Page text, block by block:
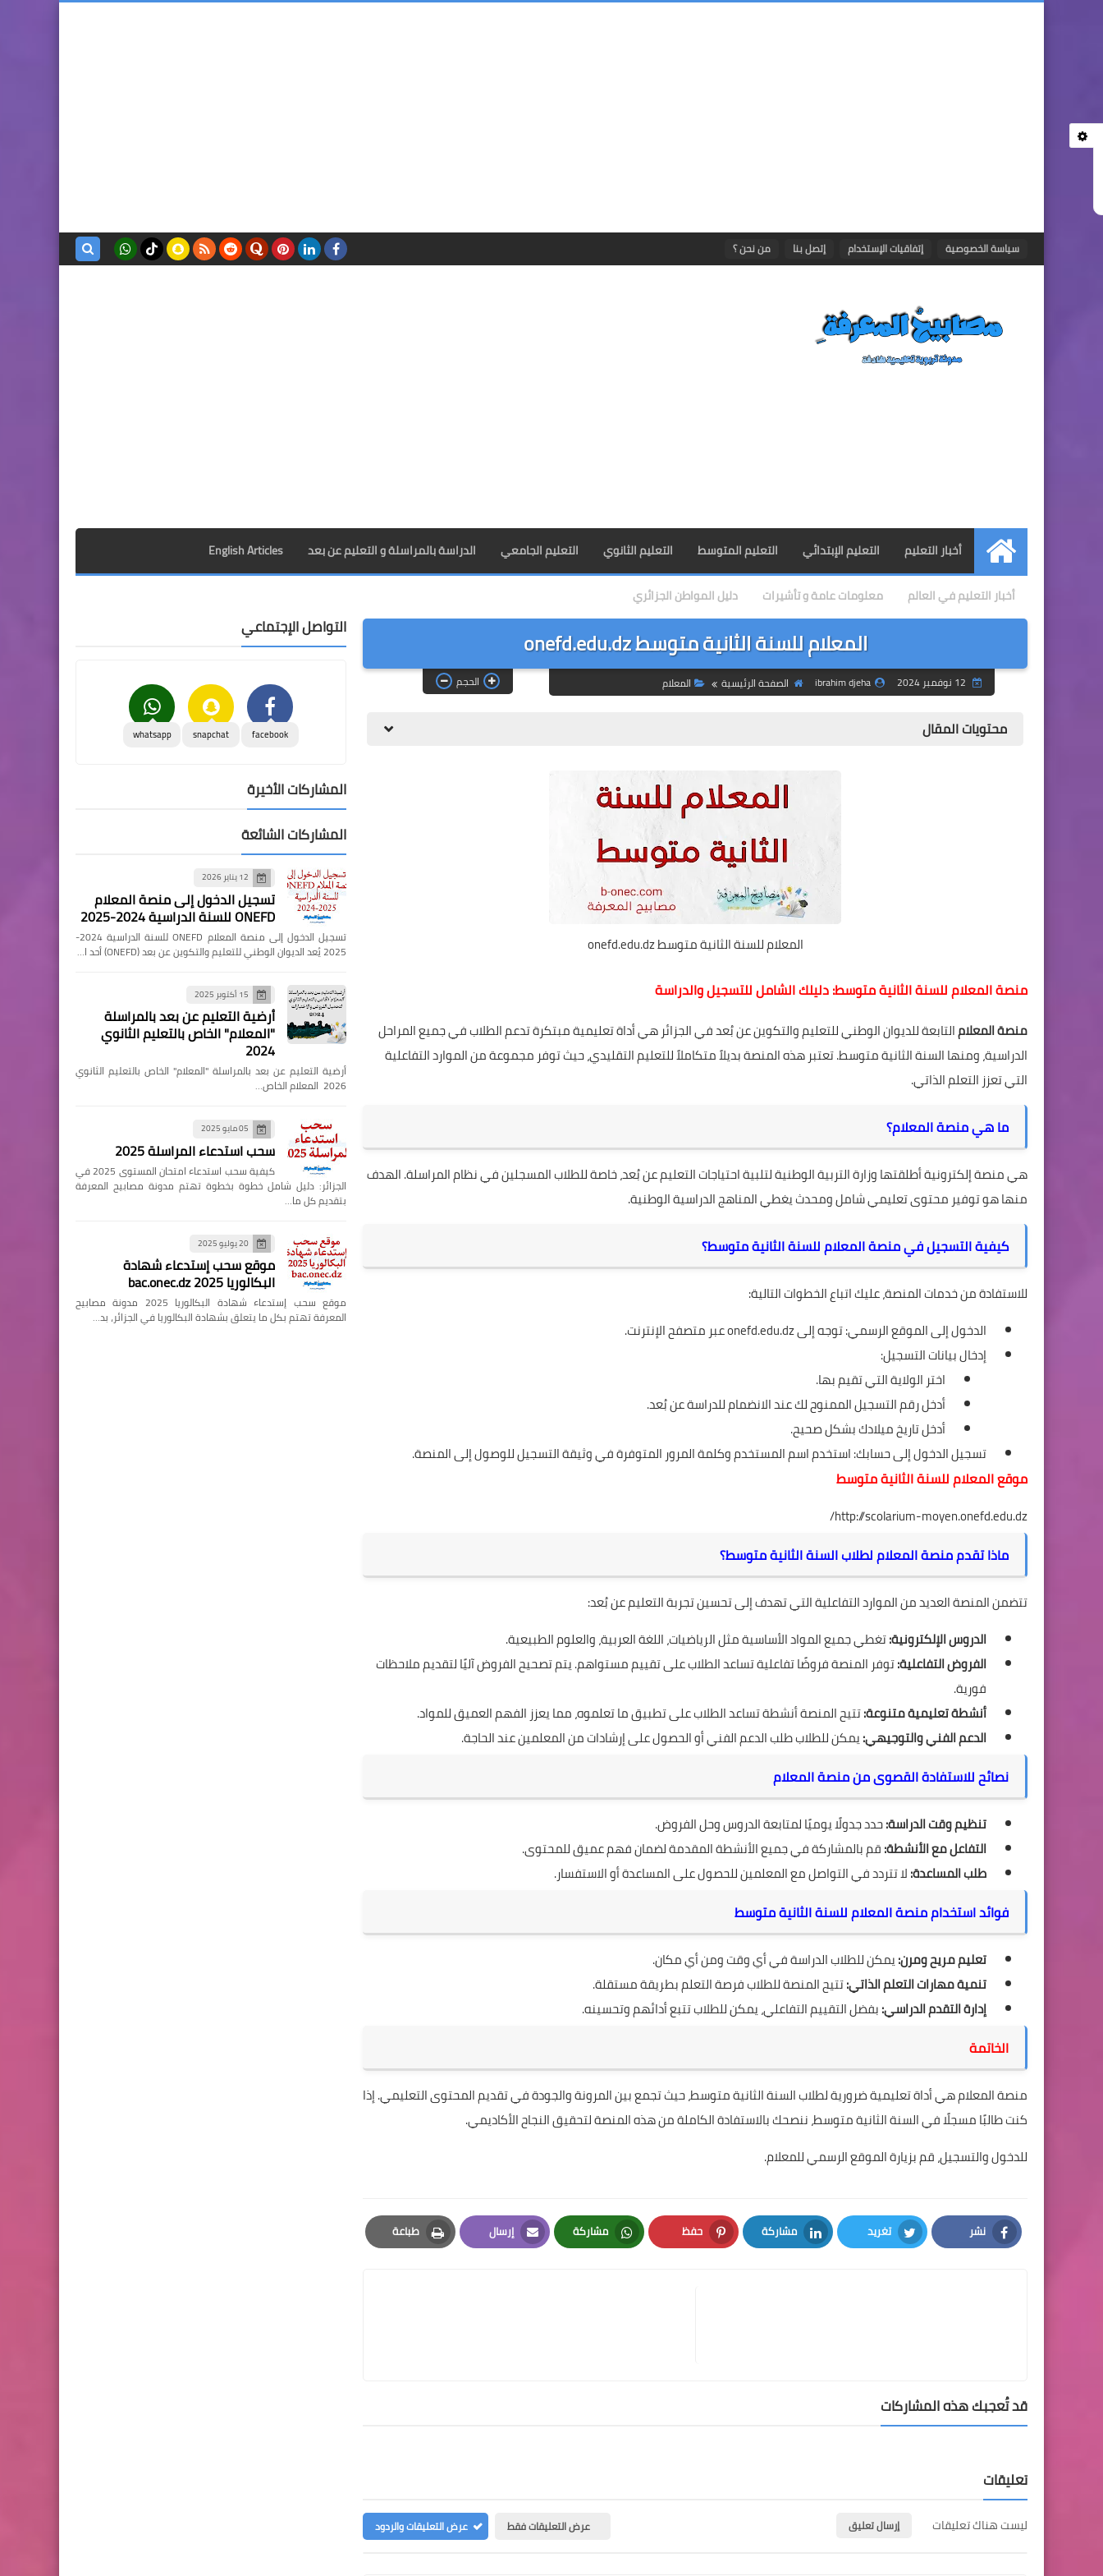
سياسة الخصوصية إتفاقيات الإستخدام إتصل بنا من نحن ؟
الرئيسية
أخبار التعليم التعليم الإبتدائي التعليم المتوسط التعليم الثانوي التعليم الجامعي الدراسة بالمراسلة و التعليم عن بعد English Articles
أخبار التعليم في العالم معلومات عامة و تأشيرات دليل المواطن الجزائري
المعلام للسنة الثانية متوسط onefd.edu.dz
ibrahim djeha الصفحة الرئيسية المعلام الحجم
محتويات المقال
المعلام للسنة الثانية متوسط onefd.edu.dz
منصة المعلام للسنة الثانية متوسط: دليلك الشامل للتسجيل والدراسة
منصة المعلامالتابعة للديوان الوطني للتعليم والتكوين عن بُعد في الجزائر هي أداة تعليمية مبتكرة تدعم الطلاب في جميع المراحل
الدراسية، ومنها السنة الثانية متوسط. تعتبر هذه المنصة بديلاً متكاملاً للتعليم التقليدي، حيث توفر مجموعة من الموارد التفاعلية
التي تعزز التعلم الذاتي.
ما هي منصة المعلام؟
هي منصة إلكترونية أطلقتها وزارة التربية الوطنية لتلبية احتياجات التعليم عن بُعد، خاصة للطلاب المسجلين في نظام المراسلة. الهدف
منها هو توفير محتوى تعليمي شامل ومحدث يغطي المناهج الدراسية الوطنية.
كيفية التسجيل في منصة المعلام للسنة الثانية متوسط؟
للاستفادة من خدمات المنصة، عليك اتباع الخطوات التالية:
الدخول إلى الموقع الرسمي: توجه إلىonefd.edu.dzعبر متصفح الإنترنت.
إدخال بيانات التسجيل:
اختر الولاية التي تقيم بها.
أدخل رقم التسجيل الممنوح لك عند الانضمام للدراسة عن بُعد.
أدخل تاريخ ميلادك بشكل صحيح.
تسجيل الدخول إلى حسابك: استخدم اسم المستخدم وكلمة المرور المتوفرة في وثيقة التسجيل للوصول إلى المنصة.
موقع المعلام للسنة الثانية متوسط
http://scolarium-moyen.onefd.edu.dz/
ماذا تقدم منصة المعلام لطلاب السنة الثانية متوسط؟
تتضمن المنصة العديد من الموارد التفاعلية التي تهدف إلى تحسين تجربة التعليم عن بُعد:
الدروس الإلكترونية:تغطي جميع المواد الأساسية مثل الرياضيات، اللغة العربية، والعلوم الطبيعية.
الفروض التفاعلية:توفر المنصة فروضًا تفاعلية تساعد الطلاب على تقييم مستواهم. يتم تصحيح الفروض آليًا لتقديم ملاحظات
فورية.
أنشطة تعليمية متنوعة:تتيح المنصة أنشطة تساعد الطلاب على تطبيق ما تعلموه، مما يعزز الفهم العميق للمواد.
الدعم الفني والتوجيهي:يمكن للطلاب طلب الدعم الفني أو الحصول على إرشادات من المعلمين عند الحاجة.
نصائح للاستفادة القصوى من منصة المعلام
تنظيم وقت الدراسة:حدد جدولًا يوميًا لمتابعة الدروس وحل الفروض.
التفاعل مع الأنشطة:قم بالمشاركة في جميع الأنشطة المقدمة لضمان فهم عميق للمحتوى.
طلب المساعدة:لا تتردد في التواصل مع المعلمين للحصول على المساعدة أو الاستفسار.
فوائد استخدام منصة المعلام للسنة الثانية متوسط
تعليم مريح ومرن:يمكن للطلاب الدراسة في أي وقت ومن أي مكان.
تنمية مهارات التعلم الذاتي:تتيح المنصة للطلاب فرصة التعلم بطريقة مستقلة.
إدارة التقدم الدراسي:بفضل التقييم التفاعلي، يمكن للطلاب تتبع أدائهم وتحسينه.
الخاتمة
منصة المعلام هي أداة تعليمية ضرورية لطلاب السنة الثانية متوسط، حيث تجمع بين المرونة والجودة في تقديم المحتوى التعليمي. إذا
كنت طالبًا مسجلًا في السنة الثانية متوسط، ننصحك بالاستفادة الكاملة من هذه المنصة لتحقيق النجاح الأكاديمي.
للدخول والتسجيل، قم بزيارةالموقع الرسمي للمعلام.
نشر
Facebook
تغريد
Twitter
مشاركة
LinkedIn
حفظ
Pinterest
مشاركة
Whatsapp
إرسال
Email
طباعة
Print
قد تُعجبك هذه المشاركات
تعليقات
ليست هناك تعليقات إرسال تعليق عرض التعليقات فقط عرض التعليقات والردود
التواصل الإجتماعي
facebook
snapchat
whatsapp
المشاركات الأخيرة
المشاركات الشائعة
12 يناير 2026
تسجيل الدخول إلى منصة المعلام
ONEFD للسنة الدراسية 2024-2025
تسجيل الدخول إلى منصة المعلام ONEFD للسنة الدراسية 2024-
2025 يُعد الديوان الوطني للتعليم والتكوين عن بعد (ONEFD) أحد ا…
15 أكتوبر 2025
أرضية التعليم عن بعد بالمراسلة
"المعلام" الخاص بالتعليم الثانوي
2024
أرضية التعليم عن بعد بالمراسلة "المعلام" الخاص بالتعليم الثانوي
2026 المعلام الخاص…
05 مايو 2025
سحب استدعاء المراسلة 2025
كيفية سحب استدعاء امتحان المستوى 2025 في
الجزائر: دليل شامل خطوة بخطوة تهتم مدونة مصابيح المعرفة
بتقديم كل ما…
20 يوليو 2025
موقع سحب إستدعاء شهادة
البكالوريا 2025 bac.onec.dz
موقع سحب إستدعاء شهادة البكالوريا 2025 مدونة مصابيح
المعرفة تهتم بكل ما يتعلق بشهادة البكالوريا في الجزائر، بد…